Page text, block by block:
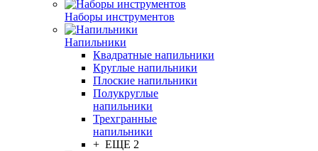
Наборы инструментов
Напильники
Квадратные напильники
Круглые напильники
Плоские напильники
Полукруглые
напильники
Трехгранные
напильники
+ ЕЩЕ 2